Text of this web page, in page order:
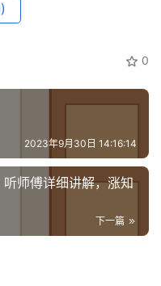
0
2023年9月30日 14:16:14
师傅详细讲解，涨知
下一篇